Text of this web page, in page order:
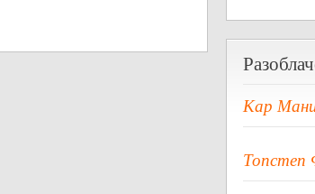
Кар
Топстеп